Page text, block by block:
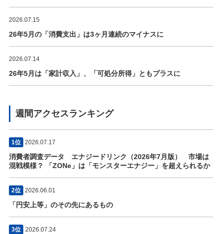
2026.07.15
26年5月の「消費支出」は3ヶ月連続のマイナスに
2026.07.14
26年5月は「家計収入」、「可処分所得」ともプラスに
週間アクセスランキング
1位 2026.07.17
消費者調査データ エナジードリンク（2026年7月版） 市場は
混戦模様？ 「ZONe」は「モンスターエナジー」を超えられるか
2位 2026.06.01
「円安上等」のその先にあるもの
3位 2026.07.24